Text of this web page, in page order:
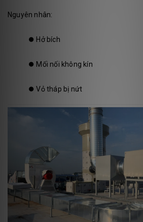
Nguyên nhân:
⏺️ Hở bích
⏺️ Mối nối không kín
⏺️Vỏ tháp bị nứt